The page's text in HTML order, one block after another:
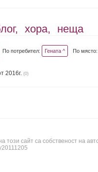
хора, неща
По потребител: Гената ^ По място:
2016г. (0)
този сайт са собственост на